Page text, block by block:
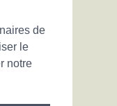
de
le
notre